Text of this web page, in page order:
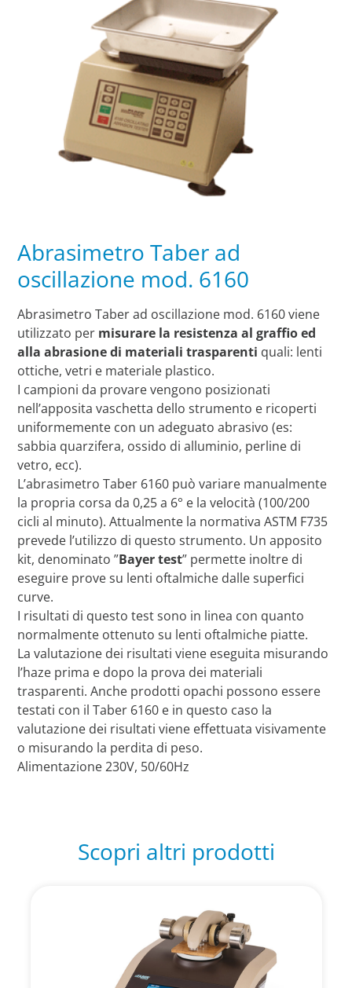
Abrasimetro Taber ad
oscillazione mod. 6160
Abrasimetro Taber ad oscillazione mod. 6160 viene
utilizzato per misurare la resistenza al graffio ed
alla abrasione di materiali trasparenti quali: lenti
ottiche, vetri e materiale plastico.
I campioni da provare vengono posizionati
nell’apposita vaschetta dello strumento e ricoperti
uniformemente con un adeguato abrasivo (es:
sabbia quarzifera, ossido di alluminio, perline di
vetro, ecc).
L’abrasimetro Taber 6160 può variare manualmente
la propria corsa da 0,25 a 6° e la velocità (100/200
cicli al minuto). Attualmente la normativa ASTM F735
prevede l’utilizzo di questo strumento. Un apposito
kit, denominato ”Bayer test” permette inoltre di
eseguire prove su lenti oftalmiche dalle superfici
curve.
I risultati di questo test sono in linea con quanto
normalmente ottenuto su lenti oftalmiche piatte.
La valutazione dei risultati viene eseguita misurando
l’haze prima e dopo la prova dei materiali
trasparenti. Anche prodotti opachi possono essere
testati con il Taber 6160 e in questo caso la
valutazione dei risultati viene effettuata visivamente
o misurando la perdita di peso.
Alimentazione 230V, 50/60Hz
Scopri altri prodotti